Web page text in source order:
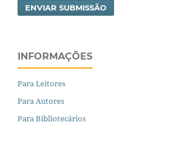
ENVIAR SUBMISSÃO
INFORMAÇÕES
Para Leitores
Para Autores
Para Bibliotecários